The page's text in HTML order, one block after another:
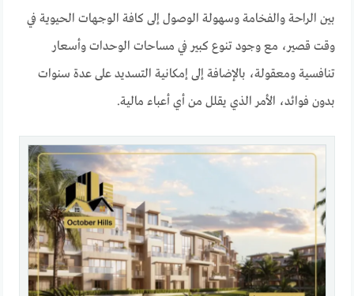
بين الراحة والفخامة وسهولة الوصول إلى كافة الوجهات الحيوية في
وقت قصير، مع وجود تنوع كبير في مساحات الوحدات وأسعار
تنافسية ومعقولة، بالإضافة إلى إمكانية التسديد على عدة سنوات
بدون فوائد، الأمر الذي يقلل من أي أعباء مالية.